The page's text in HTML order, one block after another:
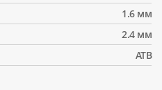
1.6 мм
2.4 мм
АТВ